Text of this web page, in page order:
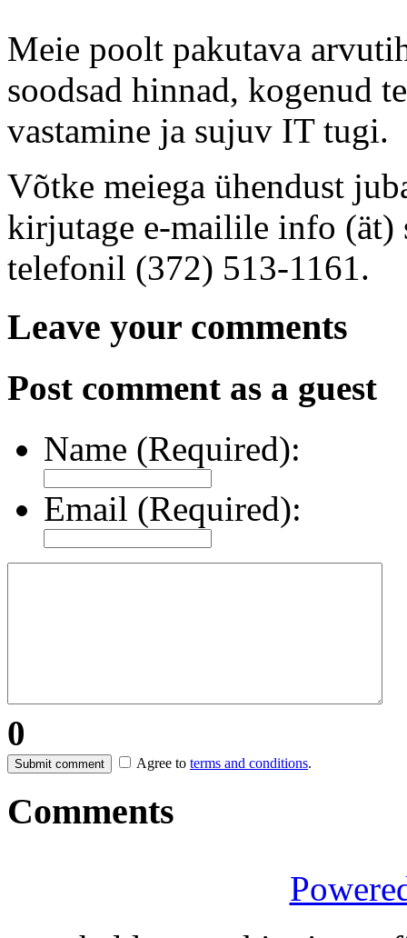
Meie poolt pakutava
soodsad hinnad, kogenud
vastamine ja sujuv IT tugi.
Võtke meiega ühendust
kirjutage e-mailile info (ät)
telefonil (372) 513-1161.
Leave your comments
Post comment as a guest
Name (Required):
Email (Required):
0
Submit comment Agree to terms and conditions.
Comments